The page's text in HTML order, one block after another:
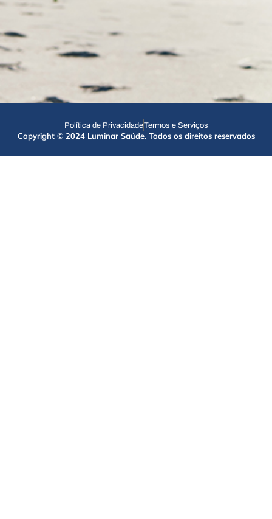
Política de PrivacidadeTermos e Serviços
Copyright © 2024 Luminar Saúde. Todos os direitos reservados